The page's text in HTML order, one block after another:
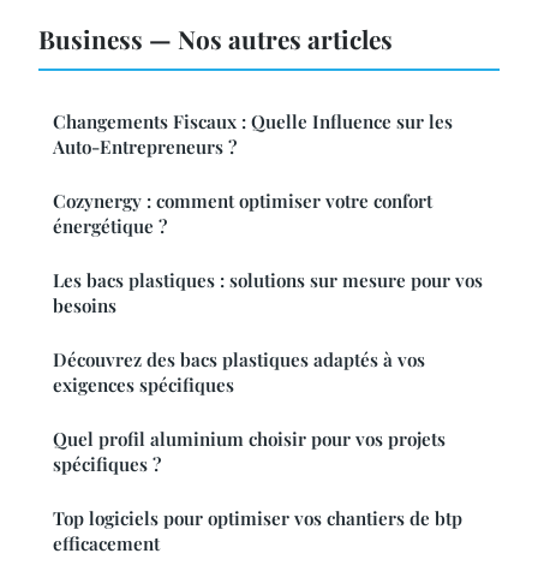
Business — Nos autres articles
Changements Fiscaux : Quelle Influence sur les
Auto-Entrepreneurs ?
Cozynergy : comment optimiser votre confort
énergétique ?
Les bacs plastiques : solutions sur mesure pour vos
besoins
Découvrez des bacs plastiques adaptés à vos
exigences spécifiques
Quel profil aluminium choisir pour vos projets
spécifiques ?
Top logiciels pour optimiser vos chantiers de btp
efficacement